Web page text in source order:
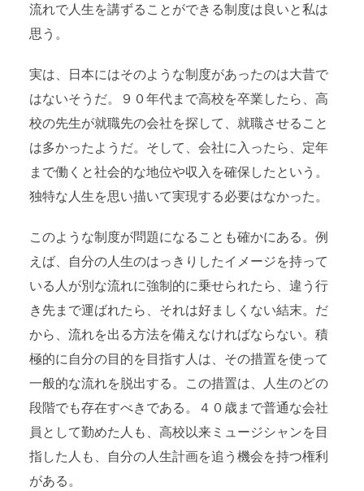
流れで人生を講ずることができる制度は良いと私は
思う。
実は、日本にはそのような制度があったのは大昔で
はないそうだ。９０年代まで高校を卒業したら、高
校の先生が就職先の会社を探して、就職させること
は多かったようだ。そして、会社に入ったら、定年
まで働くと社会的な地位や収入を確保したという。
独特な人生を思い描いて実現する必要はなかった。
このような制度が問題になることも確かにある。例
えば、自分の人生のはっきりしたイメージを持って
いる人が別な流れに強制的に乗せられたら、違う行
き先まで運ばれたら、それは好ましくない結末。だ
から、流れを出る方法を備えなければならない。積
極的に自分の目的を目指す人は、その措置を使って
一般的な流れを脱出する。この措置は、人生のどの
段階でも存在すべきである。４０歳まで普通な会社
員として勤めた人も、高校以来ミュージシャンを目
指した人も、自分の人生計画を追う機会を持つ権利
がある。